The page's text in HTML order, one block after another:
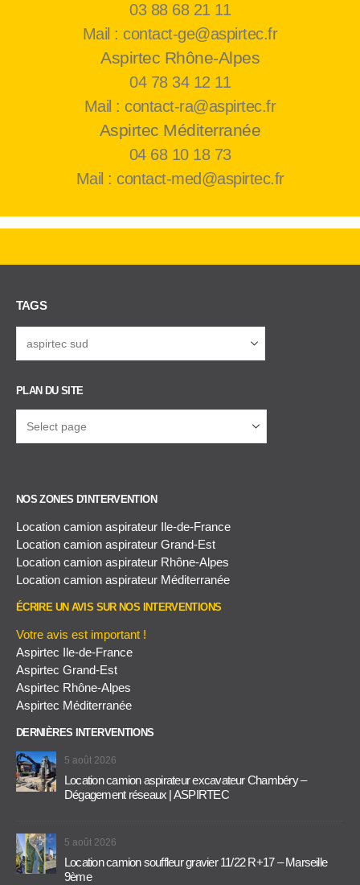
03 88 68 21 11
Mail : contact-ge@aspirtec.fr
Aspirtec Rhône-Alpes
04 78 34 12 11
Mail : contact-ra@aspirtec.fr
Aspirtec Méditerranée
04 68 10 18 73
Mail : contact-med@aspirtec.fr
TAGS
PLAN DU SITE
NOS ZONES D'INTERVENTION
Location camion aspirateur Ile-de-France
Location camion aspirateur Grand-Est
Location camion aspirateur Rhône-Alpes
Location camion aspirateur Méditerranée
ÉCRIRE UN AVIS SUR NOS INTERVENTIONS
Votre avis est important !
Aspirtec Ile-de-France
Aspirtec Grand-Est
Aspirtec Rhône-Alpes
Aspirtec Méditerranée
DERNIÈRES INTERVENTIONS
5 août 2026
Location camion aspirateur excavateur Chambéry –
Dégagement réseaux | ASPIRTEC
5 août 2026
Location camion souffleur gravier 11/22 R+17 – Marseille
9ème